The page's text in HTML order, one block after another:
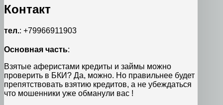
Контакт
тел.: +79966911903
Основная часть:
Взятые аферистами кредиты и займы можно
проверить в БКИ? Да, можно. Но правильнее будет
препятствовать взятию кредитов, а не убеждаться
что мошенники уже обманули вас !